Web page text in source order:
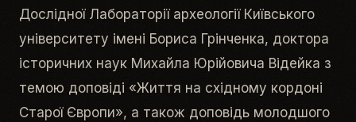
Дослідної Лабораторії археології Київського
університету імені Бориса Грінченка, доктора
історичних наук Михайла Юрійовича Відейка з
темою доповіді «Життя на східному кордоні
Старої Європи», а також доповідь молодшого